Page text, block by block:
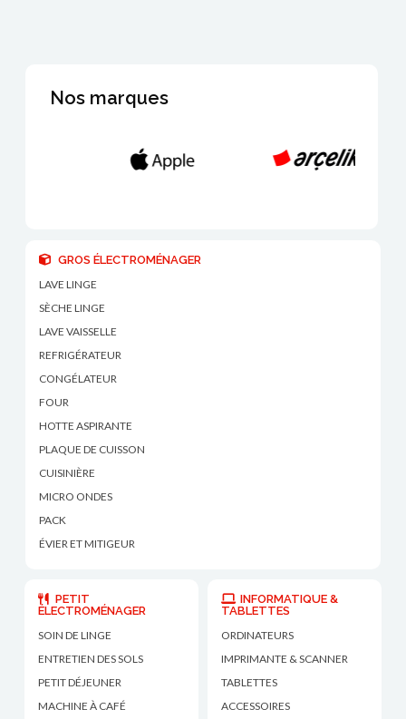
Nos marques
GROS ÉLECTROMÉNAGER
LAVE LINGE
SÈCHE LINGE
LAVE VAISSELLE
REFRIGÉRATEUR
CONGÉLATEUR
FOUR
HOTTE ASPIRANTE
PLAQUE DE CUISSON
CUISINIÈRE
MICRO ONDES
PACK
ÉVIER ET MITIGEUR
PETIT
ÉLECTROMÉNAGER
SOIN DE LINGE
ENTRETIEN DES SOLS
PETIT DÉJEUNER
MACHINE À CAFÉ
INFORMATIQUE &
TABLETTES
ORDINATEURS
IMPRIMANTE & SCANNER
TABLETTES
ACCESSOIRES